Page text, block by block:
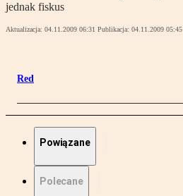
jednak fiskus
Aktualizacja: 04.11.2009 06:31 Publikacja: 04.11.2009 05:45
Red
Powiązane
Polecane